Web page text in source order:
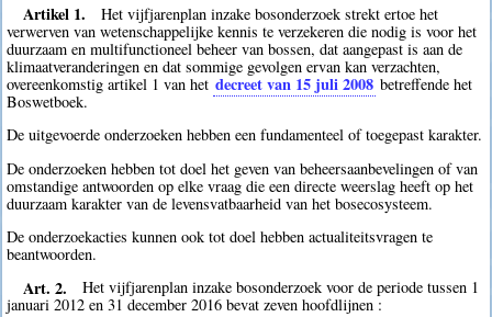
Artikel 1.
Het vijfjarenplan inzake bosonderzoek strekt ertoe het
verwerven van wetenschappelijke kennis te verzekeren die nodig is voor het
duurzaam en multifunctioneel beheer van bossen, dat aangepast is aan de
klimaatveranderingen en dat sommige gevolgen ervan kan verzachten,
overeenkomstig artikel 1 van het decreet van 15 juli 2008 betreffende het
Boswetboek.
De uitgevoerde onderzoeken hebben een fundamenteel of toegepast karakter.
De onderzoeken hebben tot doel het geven van beheersaanbevelingen of van
omstandige antwoorden op elke vraag die een directe weerslag heeft op het
duurzaam karakter van de levensvatbaarheid van het bosecosysteem.
De onderzoekacties kunnen ook tot doel hebben actualiteitsvragen te
beantwoorden.
Art. 2.
Het vijfjarenplan inzake bosonderzoek voor de periode tussen 1
januari 2012 en 31 december 2016 bevat zeven hoofdlijnen :